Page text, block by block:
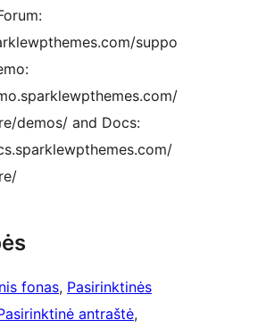
suppo
demos/ and Docs:
fonas, Pasirinktinės
antraštė